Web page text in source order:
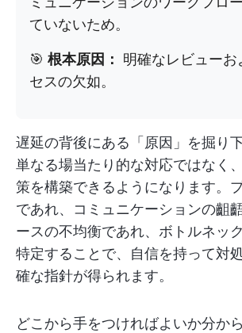
ていないため。
🎯 根本原因：
明確なレビューお
セスの欠如。
遅延の背後にある「原因」を掘り
単なる場当たり的な対応ではなく
策を構築できるようになります。
であれ、コミュニケーションの齟
ースの不均衡であれ、ボトルネッ
特定することで、自信を持って対
確な指針が得られます。
どこから手をつければよいか分か